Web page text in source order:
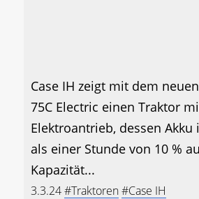
Case IH zeigt mit dem
75C Electric einen Traktor
Elektroantrieb, dessen Akku
als einer Stunde von 10 %
Kapazität...
3.3.24#Traktoren#Case IH